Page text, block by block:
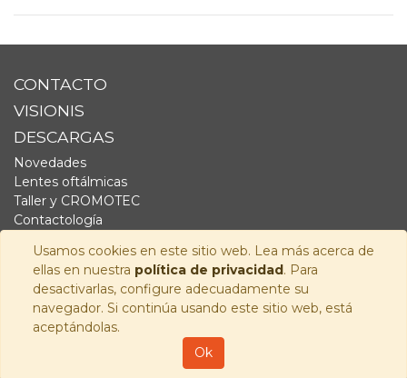
Usamos cookies en este sitio web. Lea más acerca de
ellas en nuestra política de privacidad. Para
desactivarlas, configure adecuadamente su
navegador. Si continúa usando este sitio web, está
aceptándolas.
Ok
CONTACTO
VISIONIS
DESCARGAS
Novedades
Lentes oftálmicas
Taller y CROMOTEC
Contactología
Fornitura
Audiología
SÍGUENOS
Visionis Distribución S.L.
Aviso Legal -